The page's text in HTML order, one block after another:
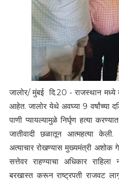
जालोर/ मुंबई दि.20 - राजस्थान मध्ये
आहेत. जालोर येथे अवघ्या 9 वर्षांच्या
पाणी प्यायल्यामुळे निर्घृण हत्या
जातीवादी छळातून आत्महत्या केली.
अत्याचार रोखण्यास मुख्यमंत्री अशोक
सत्तेवर राहण्याचा अधिकार
बरखास्त करून राष्ट्रपती राजवट